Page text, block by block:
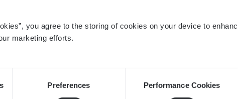
you agree to the storing of cookies on your device to
marketing efforts.
Preferences Performance Cookies
Management